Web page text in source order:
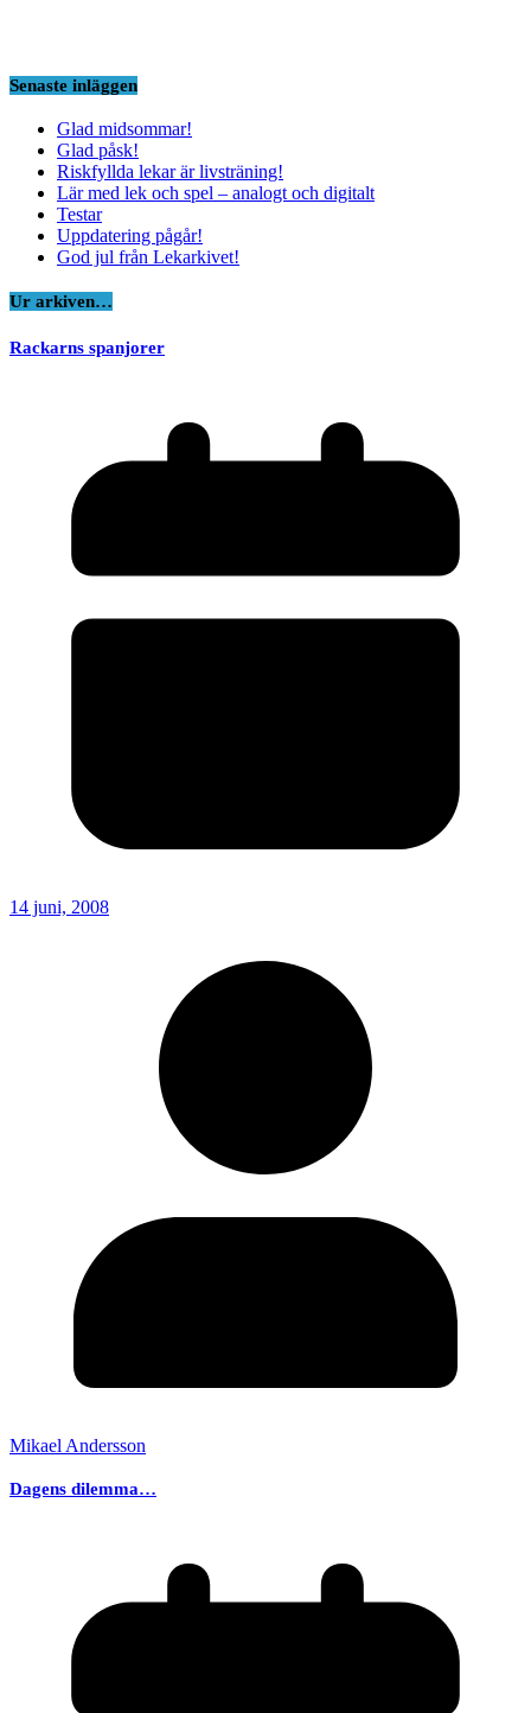
Senaste inläggen
Glad midsommar!
Glad påsk!
Riskfyllda lekar är livsträning!
Lär med lek och spel – analogt och digitalt
Testar
Uppdatering pågår!
God jul från Lekarkivet!
Ur arkiven…
Rackarns spanjorer
14 juni, 2008
Mikael Andersson
Dagens dilemma…